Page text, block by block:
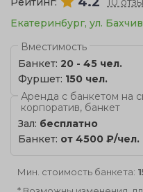
Екатеринбург, ул.
Вместимость
Банкет: 20 - 45 чел.
Фуршет: 150 чел.
Аренда с банкетом на
корпоратив, банкет
Зал: бесплатно
Банкет: от 4500 ₽/чел.
Мин. стоимость банкета: